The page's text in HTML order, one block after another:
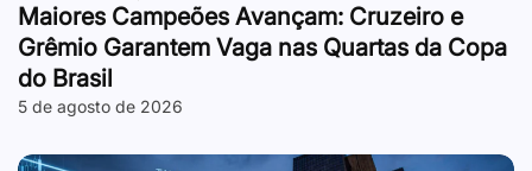
Maiores Campeões Avançam: Cruzeiro e
Grêmio Garantem Vaga nas Quartas da Copa
do Brasil
5 de agosto de 2026